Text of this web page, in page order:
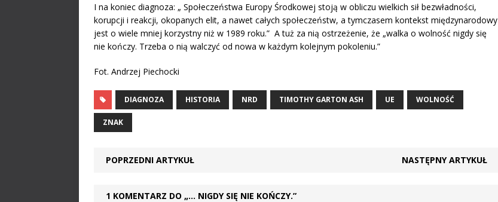
I na koniec diagnoza: „ Społeczeństwa Europy Środkowej stoją w obliczu wielkich sił bezwładności,
korupcji i reakcji, okopanych elit, a nawet całych społeczeństw, a tymczasem kontekst międzynarodowy
jest o wiele mniej korzystny niż w 1989 roku.” A tuż za nią ostrzeżenie, że „walka o wolność nigdy się
nie kończy. Trzeba o nią walczyć od nowa w każdym kolejnym pokoleniu.”
Fot. Andrzej Piechocki
DIAGNOZA HISTORIA NRD TIMOTHY GARTON ASH UE WOLNOŚĆ
ZNAK
POPRZEDNI ARTYKUŁ NASTĘPNY ARTYKUŁ
1 KOMENTARZ DO „… NIGDY SIĘ NIE KOŃCZY.”